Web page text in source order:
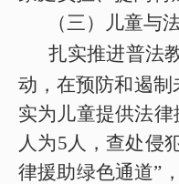
（三）儿童与
扎实推进普法
动，在预防和遏
实为儿童提供法
人为5人 ，查处侵
律援助绿色通道”